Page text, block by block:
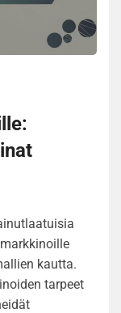
kautta.
tarpeet